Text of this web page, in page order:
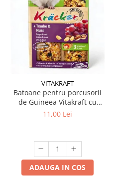
VITAKRAFT
Batoane pentru porcusorii
de Guineea Vitakraft cu
struguri & nuci 2 buc
11,00 Lei
ADAUGA IN COS